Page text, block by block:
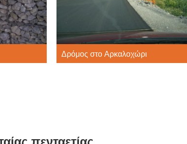
Δρόμος στο Αρκαλοχώρι